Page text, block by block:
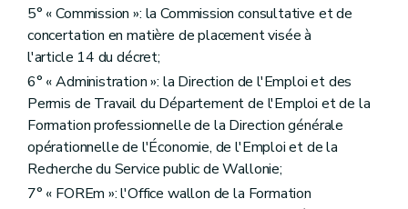
5° « Commission »: la Commission consultative et de
concertation en matière de placement visée à
l'article 14 du décret;
6° « Administration »: la Direction de l'Emploi et des
Permis de Travail du Département de l'Emploi et de la
Formation professionnelle de la Direction générale
opérationnelle de l'Économie, de l'Emploi et de la
Recherche du Service public de Wallonie;
7° « FOREm »: l'Office wallon de la Formation